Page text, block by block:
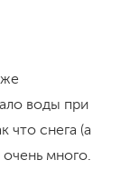
воды при
что снега (а
много.